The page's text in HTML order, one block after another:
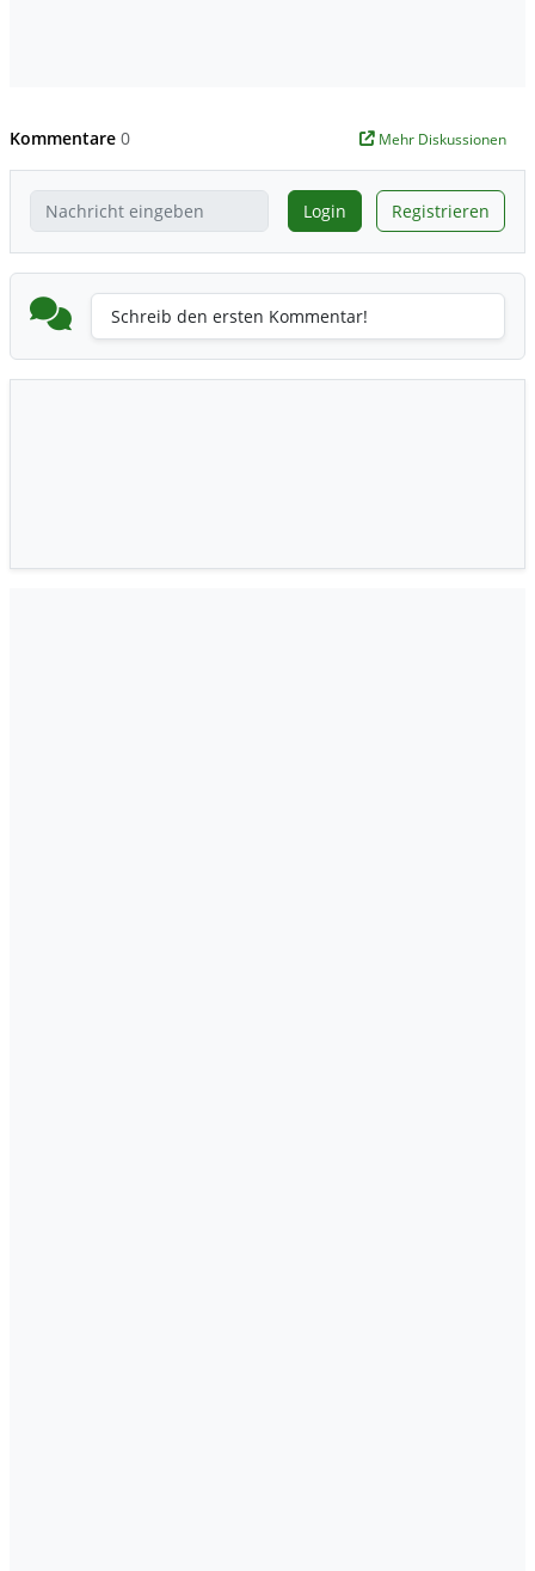
Kommentare 0 Mehr Diskussionen
Login Registrieren
Schreib den ersten Kommentar!